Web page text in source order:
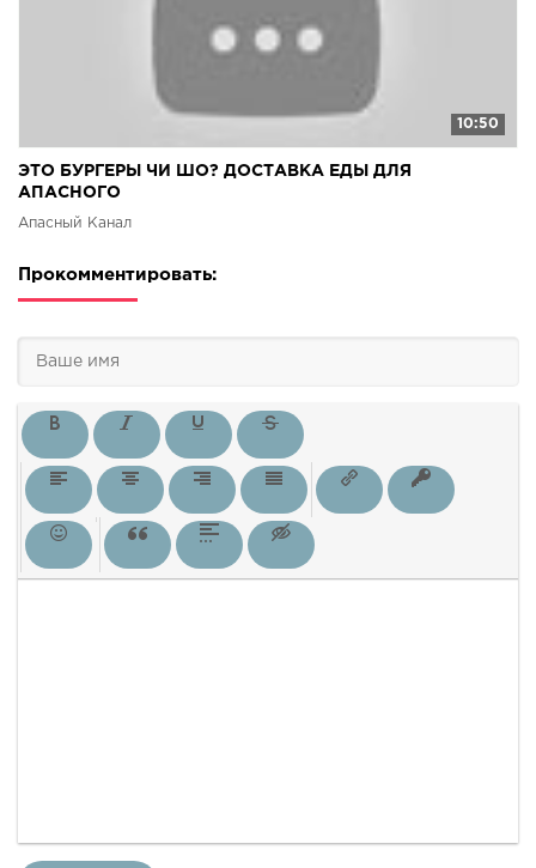
10:50
ЭТО БУРГЕРЫ ЧИ ШО? ДОСТАВКА ЕДЫ ДЛЯ
АПАСНОГО
Апасный Канал
Прокомментировать: